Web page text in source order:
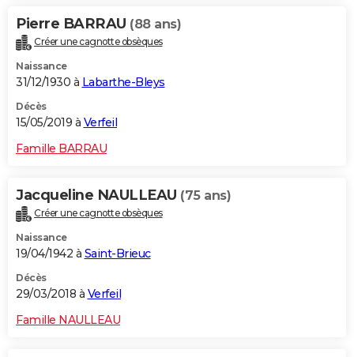
Pierre BARRAU (88 ans)
Créer une cagnotte obsèques
Naissance
31/12/1930 à Labarthe-Bleys
Décès
15/05/2019 à Verfeil
Famille BARRAU
Jacqueline NAULLEAU (75 ans)
Créer une cagnotte obsèques
Naissance
19/04/1942 à Saint-Brieuc
Décès
29/03/2018 à Verfeil
Famille NAULLEAU